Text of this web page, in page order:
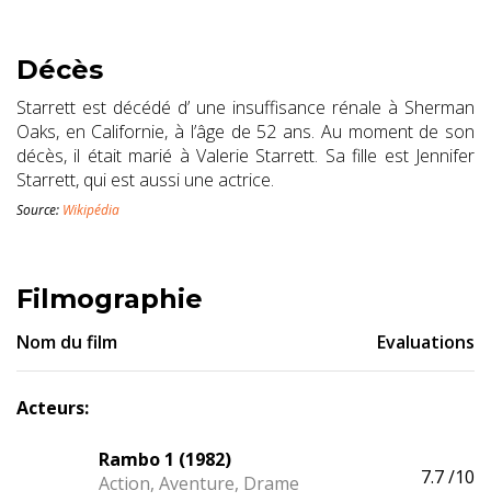
Décès
Starrett est décédé d’ une insuffisance rénale à Sherman
Oaks, en Californie, à l’âge de 52 ans. Au moment de son
décès, il était marié à Valerie Starrett. Sa fille est Jennifer
Starrett, qui est aussi une actrice.
Source: Wikipédia
Filmographie
Nom du film Evaluations
Acteurs:
Rambo 1 (1982)
Action, Aventure, Drame
7.7/10